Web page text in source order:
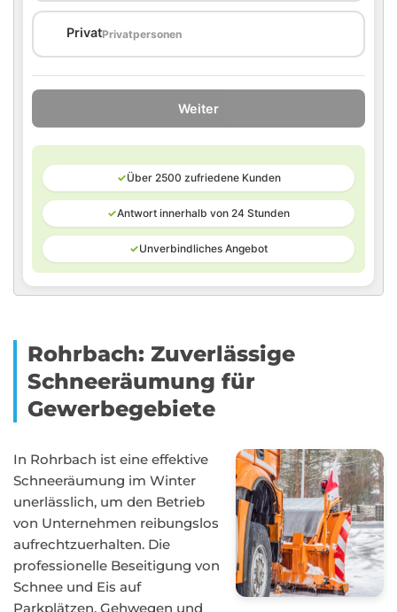
PrivatPrivatpersonen
Weiter
✓Über 2500 zufriedene Kunden
✓Antwort innerhalb von 24 Stunden
✓Unverbindliches Angebot
Rohrbach: Zuverlässige
Schneeräumung für
Gewerbegebiete
In Rohrbach ist eine effektive
Schneeräumung im Winter
unerlässlich, um den Betrieb
von Unternehmen reibungslos
aufrechtzuerhalten. Die
professionelle Beseitigung von
Schnee und Eis auf
Parkplätzen, Gehwegen und